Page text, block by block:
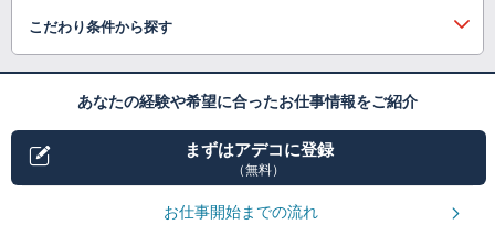
こだわり条件から探す
あなたの経験や希望に合ったお仕事情報をご紹介
まずはアデコに登録
（無料）
お仕事開始までの流れ